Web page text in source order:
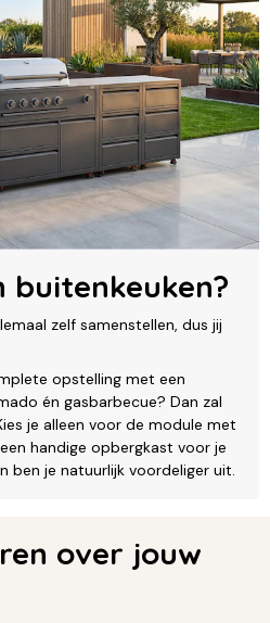
buitenkeuken?
zelf samenstellen, dus jij
opstelling met een
én gasbarbecue? Dan zal
je alleen voor de module met
handige opbergkast voor je
ben je natuurlijk voordeliger uit.
over jouw